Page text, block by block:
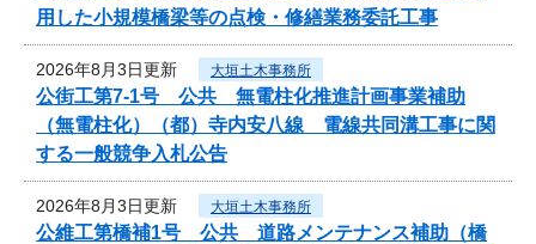
用した小規模橋梁等の点検・修繕業務委託工事
2026年8月3日更新 大垣土木事務所
公街工第7-1号 公共 無電柱化推進計画事業補助
（無電柱化）（都）寺内安八線 電線共同溝工事に関
する一般競争入札公告
2026年8月3日更新 大垣土木事務所
公維工第橋補1号 公共 道路メンテナンス補助（橋